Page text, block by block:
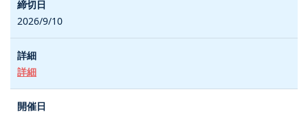
2026/9/10
詳細